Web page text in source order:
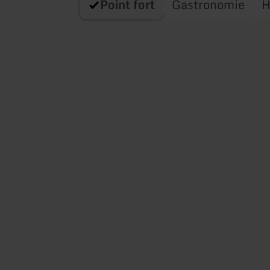
Point fort Gastronomie